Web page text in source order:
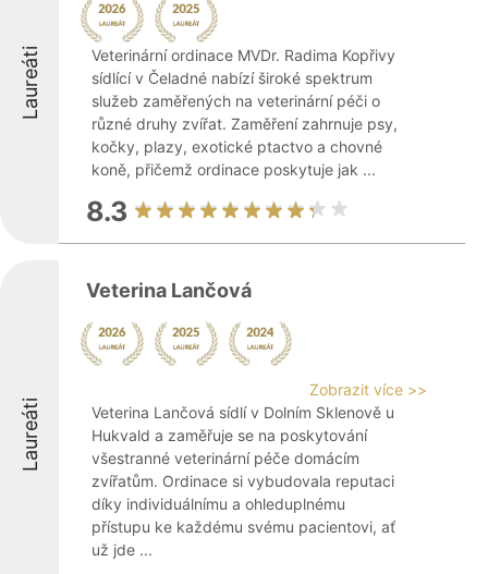
Laureáti
Veterinární ordinace MVDr. Radima Kopřivy
sídlící v Čeladné nabízí široké spektrum
služeb zaměřených na veterinární péči o
různé druhy zvířat. Zaměření zahrnuje psy,
kočky, plazy, exotické ptactvo a chovné
koně, přičemž ordinace poskytuje jak ...
8.3
Laureáti
Veterina Lančová
Zobrazit více >>
Veterina Lančová sídlí v Dolním Sklenově u
Hukvald a zaměřuje se na poskytování
všestranné veterinární péče domácím
zvířatům. Ordinace si vybudovala reputaci
díky individuálnímu a ohleduplnému
přístupu ke každému svému pacientovi, ať
už jde ...